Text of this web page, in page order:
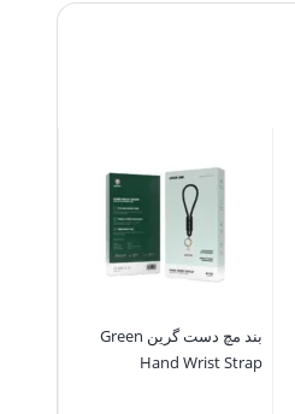
بند مچ دست گرین Green
Hand Wrist Strap